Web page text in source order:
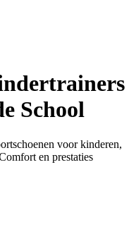
School
voor kinderen,
en prestaties